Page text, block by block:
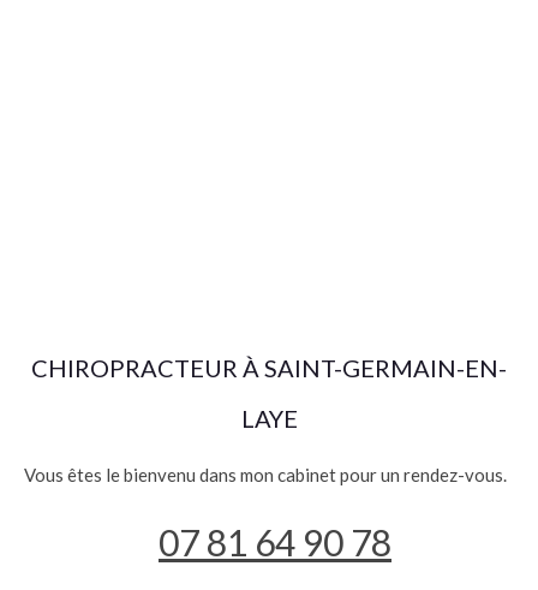
CHIROPRACTEUR À SAINT-GERMAIN-EN-
LAYE
Vous êtes le bienvenu dans mon cabinet pour un rendez-vous.
07 81 64 90 78